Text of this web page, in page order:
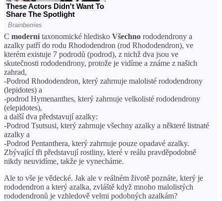
С modernítaxonomické hledisko Všechno rododendrony a
azalky patří do rodu Rhododendron (rod Rhododendron), ve
kterém existuje 7 podrodů (podrod), z nichž dva jsou ve
skutečnosti rododendrony, protože je vidíme a známe z našich
zahrad,
-Podrod Rhododendron, který zahrnuje malolisté rododendrony
(lepidotes) a
-podrod Hymenanthes, který zahrnuje velkolisté rododendrony
(elepidotes),
a další dva představují azalky:
-Podrod Tsutsusi, který zahrnuje všechny azalky a některé listnaté
azalky a
-Podrod Pentanthera, který zahrnuje pouze opadavé azalky.
Zbývající tři představují rostliny, které v reálu pravděpodobně
nikdy neuvidíme, takže je vynecháme.
Ale to vše je vědecké. Jak ale v reálném životě poznáte, který je
rododendron a který azalka, zvláště když mnoho malolistých
rododendronů je vzhledově velmi podobných azalkám?